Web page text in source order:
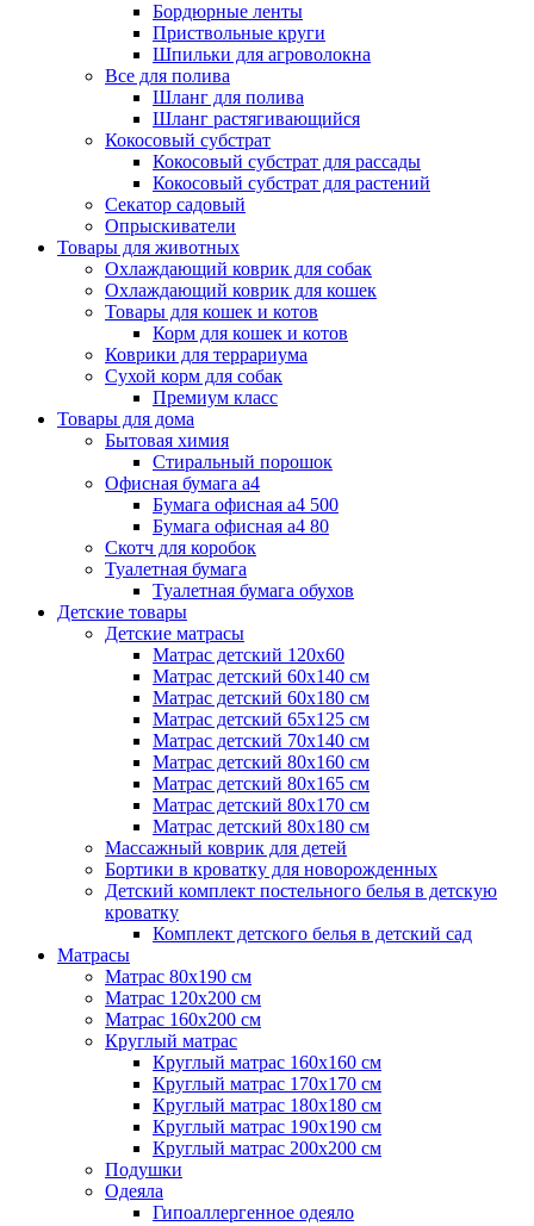
Бордюрные ленты
Приствольные круги
Шпильки для агроволокна
Все для полива
Шланг для полива
Шланг растягивающийся
Кокосовый субстрат
Кокосовый субстрат для рассады
Кокосовый субстрат для растений
Секатор садовый
Опрыскиватели
Товары для животных
Охлаждающий коврик для собак
Охлаждающий коврик для кошек
Товары для кошек и котов
Корм для кошек и котов
Коврики для террариума
Сухой корм для собак
Премиум класс
Товары для дома
Бытовая химия
Стиральный порошок
Офисная бумага а4
Бумага офисная а4 500
Бумага офисная а4 80
Скотч для коробок
Туалетная бумага
Туалетная бумага обухов
Детские товары
Детские матрасы
Матрас детский 120х60
Матрас детский 60х140 см
Матрас детский 60х180 см
Матрас детский 65х125 см
Матрас детский 70х140 см
Матрас детский 80х160 см
Матрас детский 80х165 см
Матрас детский 80х170 см
Матрас детский 80х180 см
Массажный коврик для детей
Бортики в кроватку для новорожденных
Детский комплект постельного белья в детскую
кроватку
Комплект детского белья в детский сад
Матрасы
Матрас 80х190 см
Матраc 120х200 см
Матрас 160х200 см
Круглый матрас
Круглый матрас 160х160 см
Круглый матрас 170х170 см
Круглый матрас 180х180 см
Круглый матрас 190х190 см
Круглый матрас 200х200 см
Подушки
Одеяла
Гипоаллергенное одеяло